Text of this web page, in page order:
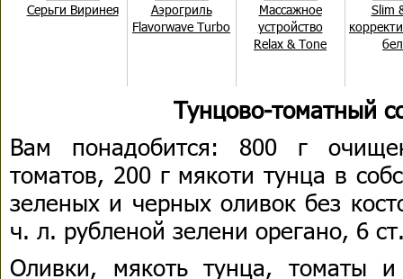
Серьги Виринея
Aэрогриль
Flavorwave Turbo
Массажное
устройство
Relax & Tone
Slim
Тунцово-томатный
Вам понадобится: 800 г
томатов, 200 г мякоти тунца в
зеленых и черных оливок без
ч. л. рубленой зелени орегано, 6
Оливки, мякоть тунца, томаты